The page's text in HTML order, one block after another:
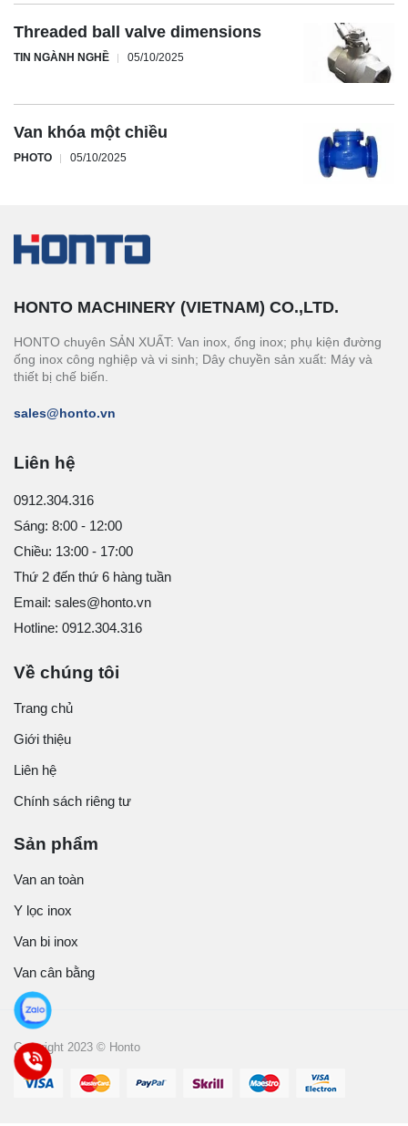
Threaded ball valve dimensions
TIN NGÀNH NGHỀ 05/10/2025
Van khóa một chiều
PHOTO 05/10/2025
HONTO MACHINERY (VIETNAM) CO.,LTD.
HONTO chuyên SẢN XUẤT: Van inox, ống inox; phụ kiện đường
ống inox công nghiệp và vi sinh; Dây chuyền sản xuất: Máy và
thiết bị chế biến.
sales@honto.vn
Liên hệ
0912.304.316
Sáng: 8:00 - 12:00
Chiều: 13:00 - 17:00
Thứ 2 đến thứ 6 hàng tuần
Email: sales@honto.vn
Hotline: 0912.304.316
Về chúng tôi
Trang chủ
Giới thiệu
Liên hệ
Chính sách riêng tư
Sản phẩm
Van an toàn
Y lọc inox
Van bi inox
Van cân bằng
Copyright 2023 © Honto